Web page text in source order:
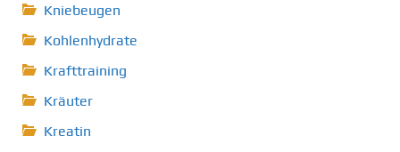
Kniebeugen
Kohlenhydrate
Krafttraining
Kräuter
Kreatin